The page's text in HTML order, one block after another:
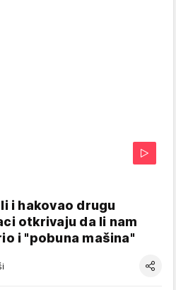
i hakovao drugu
otkrivaju da li nam
i "pobuna mašina"